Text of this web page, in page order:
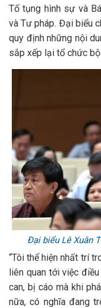
Tố tụng hình sự và
và Tư pháp. Đại biểu
quy định những nội
sắp xếp lại tổ chức
Đại biểu Lê Xuân
“Tôi thể hiện nhất trí
liên quan tới việc
can, bị cáo mà khi
nữa, có nghĩa đang